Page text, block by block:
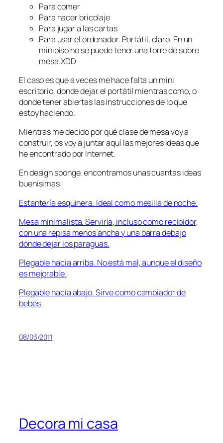
Para comer
Para hacer bricolaje
Para jugar a las cartas
Para usar el ordenador. Portátil, claro. En un
minipiso no se puede tener una torre de sobre
mesa.XDD
El caso es que a veces me hace falta un mini
escritorio, donde dejar el portátil mientras como, o
donde tener abiertas las instrucciones de lo que
estoy haciendo.
Mientras me decido por qué clase de mesa voy a
construir, os voy a juntar aquí las mejores ideas que
he encontrado por Internet.
En design sponge, encontramos unas cuantas ideas
buenísimas:
Estantería esquinera. Ideal como mesilla de noche.
Mesa minimalista. Serviría, incluso como recibidor,
con una repisa menos ancha y una barra debajo
donde dejar los paraguas.
Plegable hacia arriba. No está mal, aunque el diseño
es mejorable.
Plegable hacia abajo. Sirve como cambiador de
bebés.
08/03/2011
Decora mi casa